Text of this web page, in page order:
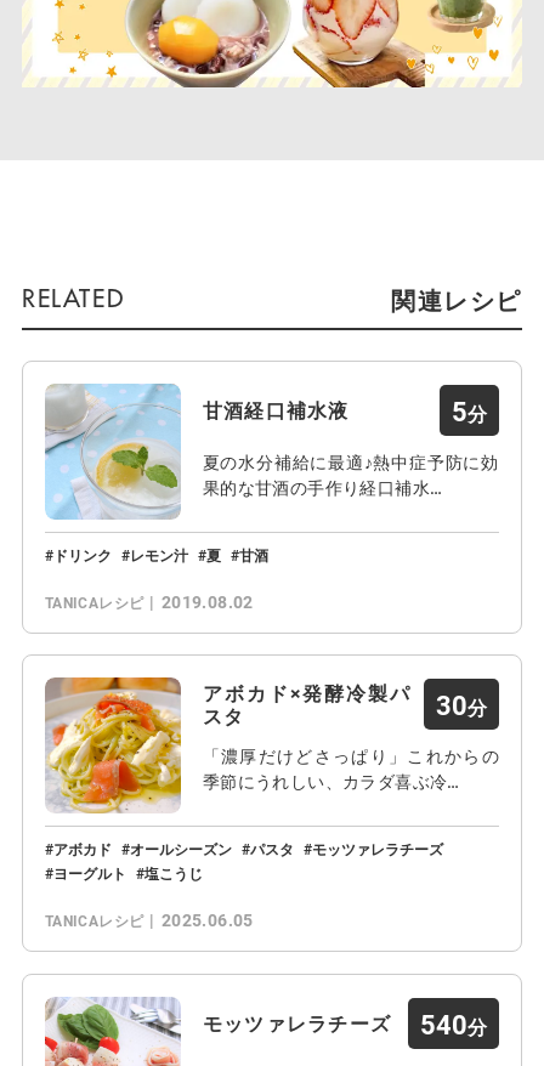
関連レシピ
甘酒経口補水液 5
夏の水分補給に最適♪熱中症予防に効
果的な甘酒の手作り経口補水…
ドリンク レモン汁 夏 甘酒
TANICAレシピ 2019.08.02
アボカド×発酵冷製パ
スタ
30
「濃厚だけどさっぱり」これからの
季節にうれしい、カラダ喜ぶ冷…
アボカド オールシーズン パスタ
モッツァレラチーズ
ヨーグルト
塩こうじ
TANICAレシピ 2025.06.05
モッツァレラチーズ 540